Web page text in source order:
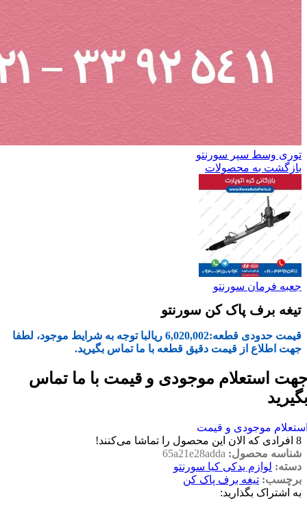
توری وسط سپر سورنتو
بازگشت به محصولات
جعبه فرمان سورنتو
تیغه برف پاک کن سورنتو
قیمت حدودی قطعه:6,020,002 ریالبا توجه به شرایط موجود، لطفا
جهت اطلاع از قیمت دقیق قطعه با ما تماس بگیرید.
استعلام موجودی و قیمت با ما تماس
موجودی و قیمت
8 افرادی که الان این محصول را تماشا می‌کنند!
شناسه محصول: 65a21e28adda
دسته: لوازم یدکی کیا سورنتو
برچسب: تیغه برف پاک کن
به اشتراک بگذارید: